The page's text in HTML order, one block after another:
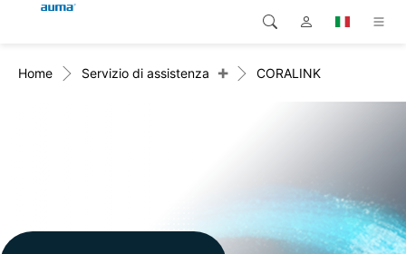
Prodotti
Global
Nord America
Ricerca
Home Servizio di assistenza + CORALINK